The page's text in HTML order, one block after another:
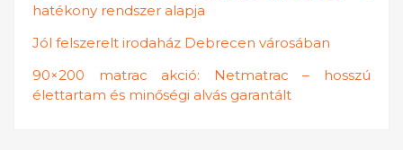
hatékony rendszer alapja
Jól felszerelt irodaház Debrecen városában
90×200 matrac akció: Netmatrac – hosszú
élettartam és minőségi alvás garantált